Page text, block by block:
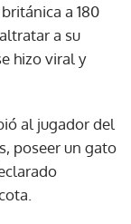
a 180
a su
hizo viral y
al jugador del
poseer un gato